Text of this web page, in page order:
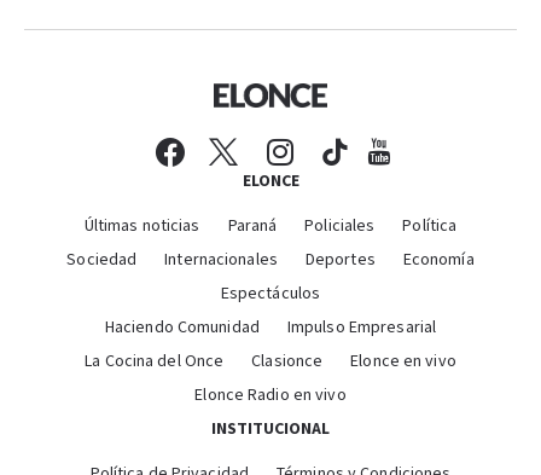
ELONCE
Últimas noticias Paraná Policiales
Política
Sociedad
Internacionales Deportes
Economía
Espectáculos
Haciendo Comunidad
Impulso Empresarial
La Cocina del Once
Clasionce
Elonce en vivo
Elonce Radio en vivo
INSTITUCIONAL